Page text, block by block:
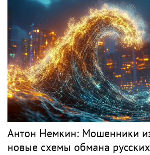
Антон Немкин: Мошенники
новые схемы обмана русских